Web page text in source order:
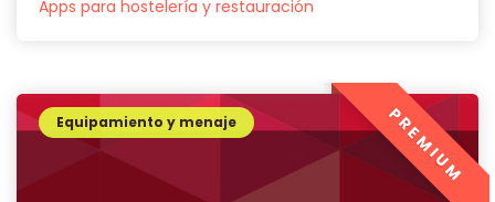
Apps para hostelería y restauración
Equipamiento y menaje PREMIUM